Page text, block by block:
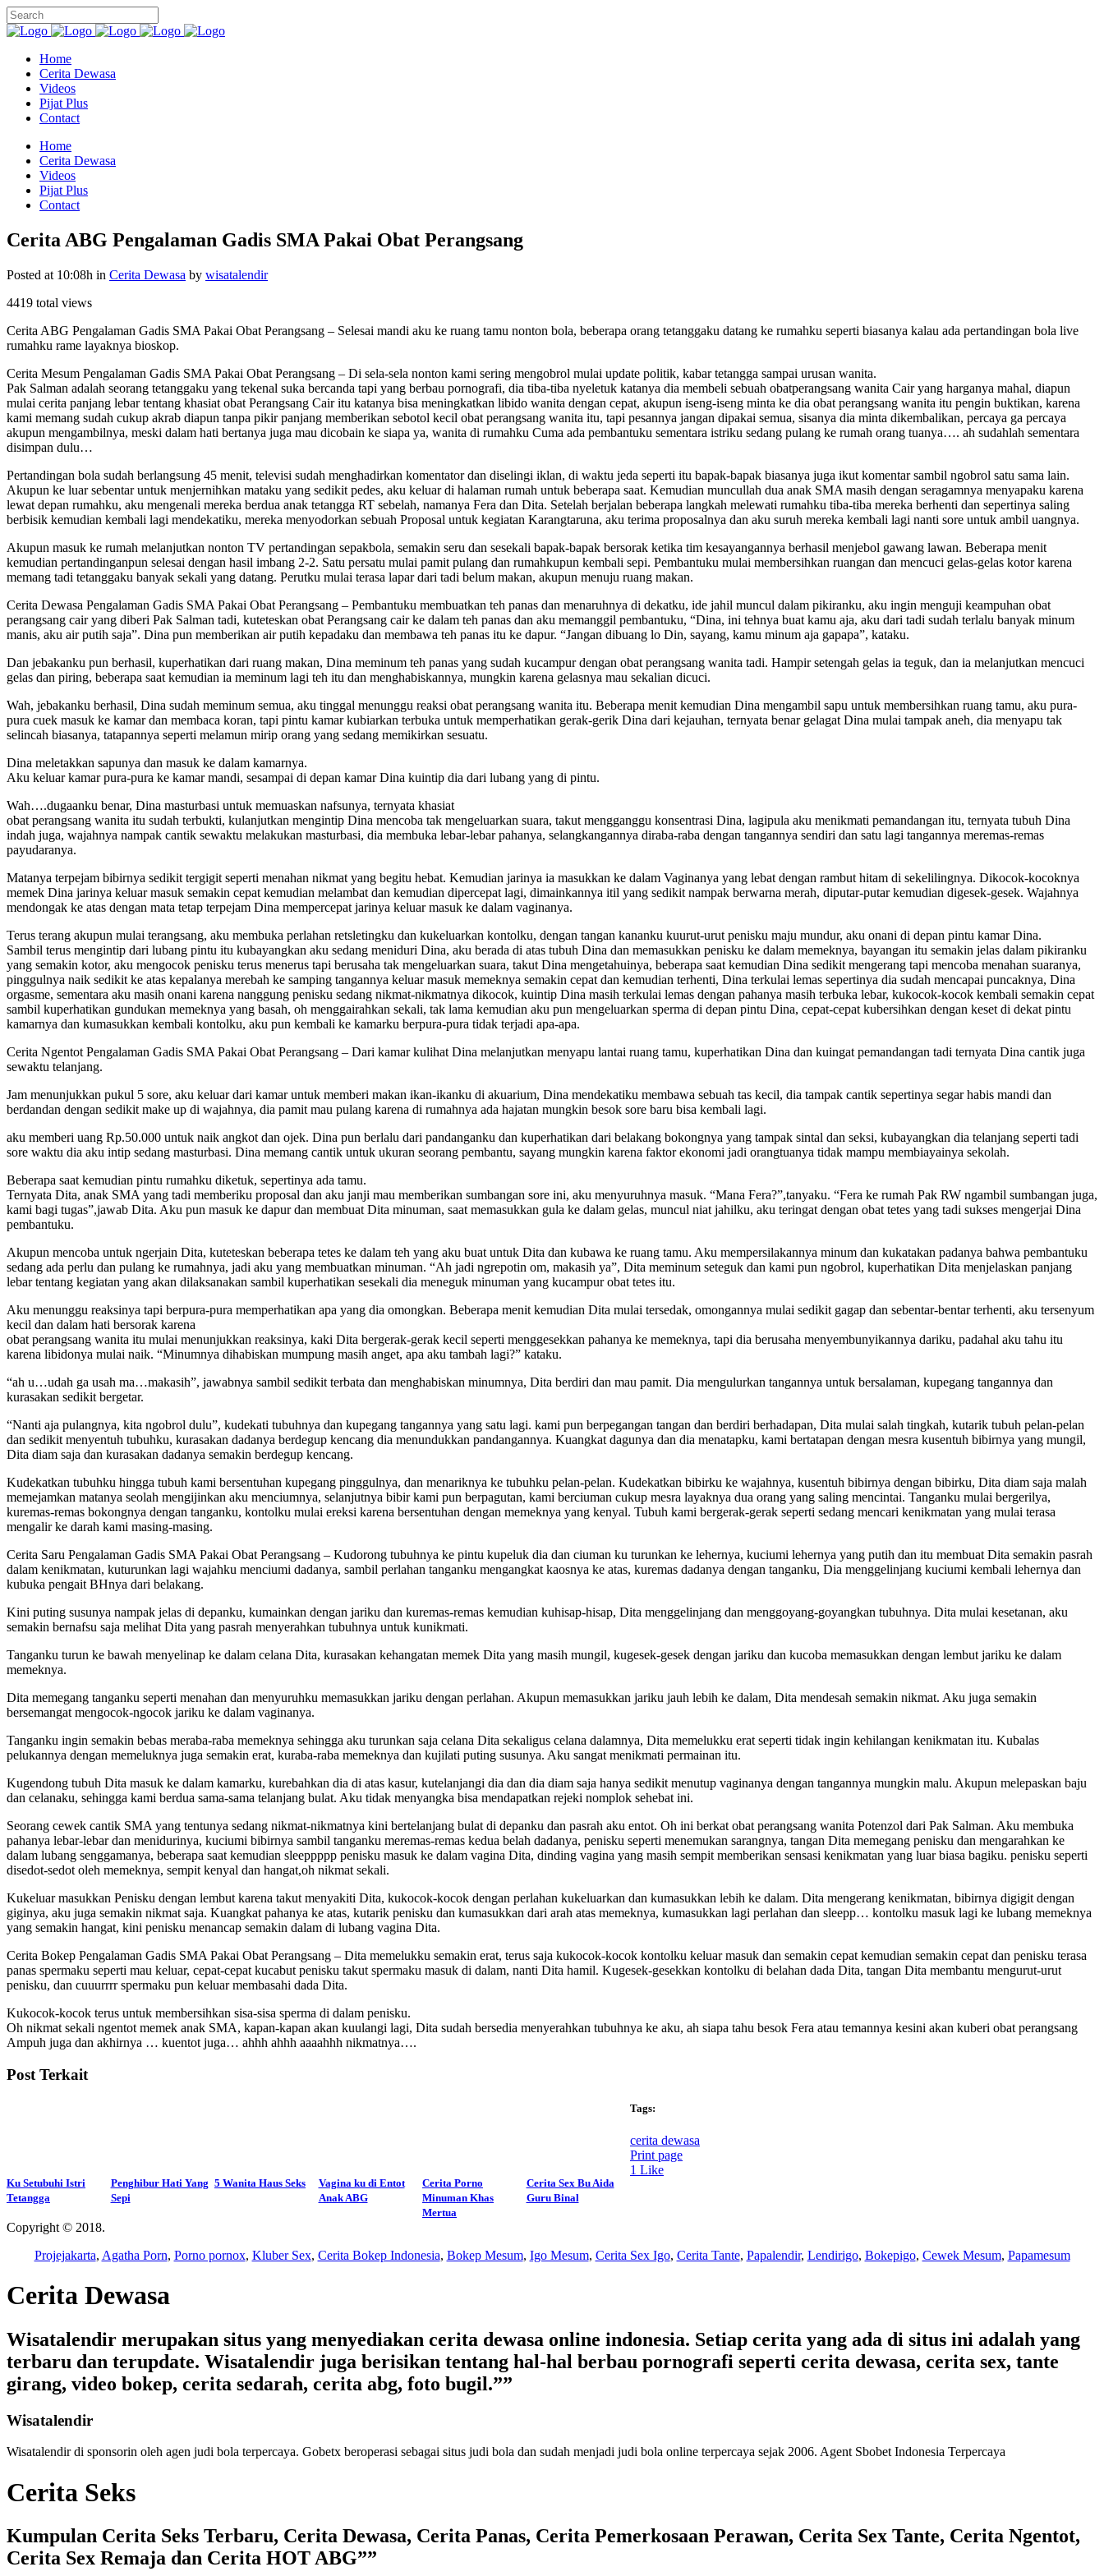
Home
Cerita Dewasa
Videos
Pijat Plus
Contact
Home
Cerita Dewasa
Videos
Pijat Plus
Contact
Cerita ABG Pengalaman Gadis SMA Pakai Obat Perangsang
Posted at 10:08h in Cerita Dewasa by wisatalendir
4419 total views
Cerita ABG Pengalaman Gadis SMA Pakai Obat Perangsang – Selesai mandi aku ke ruang tamu nonton bola, beberapa orang tetanggaku datang ke rumahku seperti biasanya kalau ada pertandingan bola live
rumahku rame layaknya bioskop.
Cerita Mesum Pengalaman Gadis SMA Pakai Obat Perangsang – Di sela-sela nonton kami sering mengobrol mulai update politik, kabar tetangga sampai urusan wanita.
Pak Salman adalah seorang tetanggaku yang tekenal suka bercanda tapi yang berbau pornografi, dia tiba-tiba nyeletuk katanya dia membeli sebuah obatperangsang wanita Cair yang harganya mahal, diapun
mulai cerita panjang lebar tentang khasiat obat Perangsang Cair itu katanya bisa meningkatkan libido wanita dengan cepat, akupun iseng-iseng minta ke dia obat perangsang wanita itu pengin buktikan, karena
kami memang sudah cukup akrab diapun tanpa pikir panjang memberikan sebotol kecil obat perangsang wanita itu, tapi pesannya jangan dipakai semua, sisanya dia minta dikembalikan, percaya ga percaya
akupun mengambilnya, meski dalam hati bertanya juga mau dicobain ke siapa ya, wanita di rumahku Cuma ada pembantuku sementara istriku sedang pulang ke rumah orang tuanya…. ah sudahlah sementara
disimpan dulu…
Pertandingan bola sudah berlangsung 45 menit, televisi sudah menghadirkan komentator dan diselingi iklan, di waktu jeda seperti itu bapak-bapak biasanya juga ikut komentar sambil ngobrol satu sama lain.
Akupun ke luar sebentar untuk menjernihkan mataku yang sedikit pedes, aku keluar di halaman rumah untuk beberapa saat. Kemudian muncullah dua anak SMA masih dengan seragamnya menyapaku karena
lewat depan rumahku, aku mengenali mereka berdua anak tetangga RT sebelah, namanya Fera dan Dita. Setelah berjalan beberapa langkah melewati rumahku tiba-tiba mereka berhenti dan sepertinya saling
berbisik kemudian kembali lagi mendekatiku, mereka menyodorkan sebuah Proposal untuk kegiatan Karangtaruna, aku terima proposalnya dan aku suruh mereka kembali lagi nanti sore untuk ambil uangnya.
Akupun masuk ke rumah melanjutkan nonton TV pertandingan sepakbola, semakin seru dan sesekali bapak-bapak bersorak ketika tim kesayangannya berhasil menjebol gawang lawan. Beberapa menit
kemudian pertandinganpun selesai dengan hasil imbang 2-2. Satu persatu mulai pamit pulang dan rumahkupun kembali sepi. Pembantuku mulai membersihkan ruangan dan mencuci gelas-gelas kotor karena
memang tadi tetanggaku banyak sekali yang datang. Perutku mulai terasa lapar dari tadi belum makan, akupun menuju ruang makan.
Cerita Dewasa Pengalaman Gadis SMA Pakai Obat Perangsang – Pembantuku membuatkan teh panas dan menaruhnya di dekatku, ide jahil muncul dalam pikiranku, aku ingin menguji keampuhan obat
perangsang cair yang diberi Pak Salman tadi, kuteteskan obat Perangsang cair ke dalam teh panas dan aku memanggil pembantuku, “Dina, ini tehnya buat kamu aja, aku dari tadi sudah terlalu banyak minum
manis, aku air putih saja”. Dina pun memberikan air putih kepadaku dan membawa teh panas itu ke dapur. “Jangan dibuang lo Din, sayang, kamu minum aja gapapa”, kataku.
Dan jebakanku pun berhasil, kuperhatikan dari ruang makan, Dina meminum teh panas yang sudah kucampur dengan obat perangsang wanita tadi. Hampir setengah gelas ia teguk, dan ia melanjutkan mencuci
gelas dan piring, beberapa saat kemudian ia meminum lagi teh itu dan menghabiskannya, mungkin karena gelasnya mau sekalian dicuci.
Wah, jebakanku berhasil, Dina sudah meminum semua, aku tinggal menunggu reaksi obat perangsang wanita itu. Beberapa menit kemudian Dina mengambil sapu untuk membersihkan ruang tamu, aku pura-
pura cuek masuk ke kamar dan membaca koran, tapi pintu kamar kubiarkan terbuka untuk memperhatikan gerak-gerik Dina dari kejauhan, ternyata benar gelagat Dina mulai tampak aneh, dia menyapu tak
selincah biasanya, tatapannya seperti melamun mirip orang yang sedang memikirkan sesuatu.
Dina meletakkan sapunya dan masuk ke dalam kamarnya.
Aku keluar kamar pura-pura ke kamar mandi, sesampai di depan kamar Dina kuintip dia dari lubang yang di pintu.
Wah….dugaanku benar, Dina masturbasi untuk memuaskan nafsunya, ternyata khasiat
obat perangsang wanita itu sudah terbukti, kulanjutkan mengintip Dina mencoba tak mengeluarkan suara, takut mengganggu konsentrasi Dina, lagipula aku menikmati pemandangan itu, ternyata tubuh Dina
indah juga, wajahnya nampak cantik sewaktu melakukan masturbasi, dia membuka lebar-lebar pahanya, selangkangannya diraba-raba dengan tangannya sendiri dan satu lagi tangannya meremas-remas
payudaranya.
Matanya terpejam bibirnya sedikit tergigit seperti menahan nikmat yang begitu hebat. Kemudian jarinya ia masukkan ke dalam Vaginanya yang lebat dengan rambut hitam di sekelilingnya. Dikocok-kocoknya
memek Dina jarinya keluar masuk semakin cepat kemudian melambat dan kemudian dipercepat lagi, dimainkannya itil yang sedikit nampak berwarna merah, diputar-putar kemudian digesek-gesek. Wajahnya
mendongak ke atas dengan mata tetap terpejam Dina mempercepat jarinya keluar masuk ke dalam vaginanya.
Terus terang akupun mulai terangsang, aku membuka perlahan retsletingku dan kukeluarkan kontolku, dengan tangan kananku kuurut-urut penisku maju mundur, aku onani di depan pintu kamar Dina.
Sambil terus mengintip dari lubang pintu itu kubayangkan aku sedang meniduri Dina, aku berada di atas tubuh Dina dan memasukkan penisku ke dalam memeknya, bayangan itu semakin jelas dalam pikiranku
yang semakin kotor, aku mengocok penisku terus menerus tapi berusaha tak mengeluarkan suara, takut Dina mengetahuinya, beberapa saat kemudian Dina sedikit mengerang tapi mencoba menahan suaranya,
pinggulnya naik sedikit ke atas kepalanya merebah ke samping tangannya keluar masuk memeknya semakin cepat dan kemudian terhenti, Dina terkulai lemas sepertinya dia sudah mencapai puncaknya, Dina
orgasme, sementara aku masih onani karena nanggung penisku sedang nikmat-nikmatnya dikocok, kuintip Dina masih terkulai lemas dengan pahanya masih terbuka lebar, kukocok-kocok kembali semakin cepat
sambil kuperhatikan gundukan memeknya yang basah, oh menggairahkan sekali, tak lama kemudian aku pun mengeluarkan sperma di depan pintu Dina, cepat-cepat kubersihkan dengan keset di dekat pintu
kamarnya dan kumasukkan kembali kontolku, aku pun kembali ke kamarku berpura-pura tidak terjadi apa-apa.
Cerita Ngentot Pengalaman Gadis SMA Pakai Obat Perangsang – Dari kamar kulihat Dina melanjutkan menyapu lantai ruang tamu, kuperhatikan Dina dan kuingat pemandangan tadi ternyata Dina cantik juga
sewaktu telanjang.
Jam menunjukkan pukul 5 sore, aku keluar dari kamar untuk memberi makan ikan-ikanku di akuarium, Dina mendekatiku membawa sebuah tas kecil, dia tampak cantik sepertinya segar habis mandi dan
berdandan dengan sedikit make up di wajahnya, dia pamit mau pulang karena di rumahnya ada hajatan mungkin besok sore baru bisa kembali lagi.
aku memberi uang Rp.50.000 untuk naik angkot dan ojek. Dina pun berlalu dari pandanganku dan kuperhatikan dari belakang bokongnya yang tampak sintal dan seksi, kubayangkan dia telanjang seperti tadi
sore waktu dia aku intip sedang masturbasi. Dina memang cantik untuk ukuran seorang pembantu, sayang mungkin karena faktor ekonomi jadi orangtuanya tidak mampu membiayainya sekolah.
Beberapa saat kemudian pintu rumahku diketuk, sepertinya ada tamu.
Ternyata Dita, anak SMA yang tadi memberiku proposal dan aku janji mau memberikan sumbangan sore ini, aku menyuruhnya masuk. “Mana Fera?”,tanyaku. “Fera ke rumah Pak RW ngambil sumbangan juga,
kami bagi tugas”,jawab Dita. Aku pun masuk ke dapur dan membuat Dita minuman, saat memasukkan gula ke dalam gelas, muncul niat jahilku, aku teringat dengan obat tetes yang tadi sukses mengerjai Dina
pembantuku.
Akupun mencoba untuk ngerjain Dita, kuteteskan beberapa tetes ke dalam teh yang aku buat untuk Dita dan kubawa ke ruang tamu. Aku mempersilakannya minum dan kukatakan padanya bahwa pembantuku
sedang ada perlu dan pulang ke rumahnya, jadi aku yang membuatkan minuman. “Ah jadi ngrepotin om, makasih ya”, Dita meminum seteguk dan kami pun ngobrol, kuperhatikan Dita menjelaskan panjang
lebar tentang kegiatan yang akan dilaksanakan sambil kuperhatikan sesekali dia meneguk minuman yang kucampur obat tetes itu.
Aku menunggu reaksinya tapi berpura-pura memperhatikan apa yang dia omongkan. Beberapa menit kemudian Dita mulai tersedak, omongannya mulai sedikit gagap dan sebentar-bentar terhenti, aku tersenyum
kecil dan dalam hati bersorak karena
obat perangsang wanita itu mulai menunjukkan reaksinya, kaki Dita bergerak-gerak kecil seperti menggesekkan pahanya ke memeknya, tapi dia berusaha menyembunyikannya dariku, padahal aku tahu itu
karena libidonya mulai naik. “Minumnya dihabiskan mumpung masih anget, apa aku tambah lagi?” kataku.
“ah u…udah ga usah ma…makasih”, jawabnya sambil sedikit terbata dan menghabiskan minumnya, Dita berdiri dan mau pamit. Dia mengulurkan tangannya untuk bersalaman, kupegang tangannya dan
kurasakan sedikit bergetar.
“Nanti aja pulangnya, kita ngobrol dulu”, kudekati tubuhnya dan kupegang tangannya yang satu lagi. kami pun berpegangan tangan dan berdiri berhadapan, Dita mulai salah tingkah, kutarik tubuh pelan-pelan
dan sedikit menyentuh tubuhku, kurasakan dadanya berdegup kencang dia menundukkan pandangannya. Kuangkat dagunya dan dia menatapku, kami bertatapan dengan mesra kusentuh bibirnya yang mungil,
Dita diam saja dan kurasakan dadanya semakin berdegup kencang.
Kudekatkan tubuhku hingga tubuh kami bersentuhan kupegang pinggulnya, dan menariknya ke tubuhku pelan-pelan. Kudekatkan bibirku ke wajahnya, kusentuh bibirnya dengan bibirku, Dita diam saja malah
memejamkan matanya seolah mengijinkan aku menciumnya, selanjutnya bibir kami pun berpagutan, kami berciuman cukup mesra layaknya dua orang yang saling mencintai. Tanganku mulai bergerilya,
kuremas-remas bokongnya dengan tanganku, kontolku mulai ereksi karena bersentuhan dengan memeknya yang kenyal. Tubuh kami bergerak-gerak seperti sedang mencari kenikmatan yang mulai terasa
mengalir ke darah kami masing-masing.
Cerita Saru Pengalaman Gadis SMA Pakai Obat Perangsang – Kudorong tubuhnya ke pintu kupeluk dia dan ciuman ku turunkan ke lehernya, kuciumi lehernya yang putih dan itu membuat Dita semakin pasrah
dalam kenikmatan, kuturunkan lagi wajahku menciumi dadanya, sambil perlahan tanganku mengangkat kaosnya ke atas, kuremas dadanya dengan tanganku, Dia menggelinjang kuciumi kembali lehernya dan
kubuka pengait BHnya dari belakang.
Kini puting susunya nampak jelas di depanku, kumainkan dengan jariku dan kuremas-remas kemudian kuhisap-hisap, Dita menggelinjang dan menggoyang-goyangkan tubuhnya. Dita mulai kesetanan, aku
semakin bernafsu saja melihat Dita yang pasrah menyerahkan tubuhnya untuk kunikmati.
Tanganku turun ke bawah menyelinap ke dalam celana Dita, kurasakan kehangatan memek Dita yang masih mungil, kugesek-gesek dengan jariku dan kucoba memasukkan dengan lembut jariku ke dalam
memeknya.
Dita memegang tanganku seperti menahan dan menyuruhku memasukkan jariku dengan perlahan. Akupun memasukkan jariku jauh lebih ke dalam, Dita mendesah semakin nikmat. Aku juga semakin
bersemangat mengocok-ngocok jariku ke dalam vaginanya.
Tanganku ingin semakin bebas meraba-raba memeknya sehingga aku turunkan saja celana Dita sekaligus celana dalamnya, Dita memelukku erat seperti tidak ingin kehilangan kenikmatan itu. Kubalas
pelukannya dengan memeluknya juga semakin erat, kuraba-raba memeknya dan kujilati puting susunya. Aku sangat menikmati permainan itu.
Kugendong tubuh Dita masuk ke dalam kamarku, kurebahkan dia di atas kasur, kutelanjangi dia dan dia diam saja hanya sedikit menutup vaginanya dengan tangannya mungkin malu. Akupun melepaskan baju
dan celanaku, sehingga kami berdua sama-sama telanjang bulat. Aku tidak menyangka bisa mendapatkan rejeki nomplok sehebat ini.
Seorang cewek cantik SMA yang tentunya sedang nikmat-nikmatnya kini bertelanjang bulat di depanku dan pasrah aku entot. Oh ini berkat obat perangsang wanita Potenzol dari Pak Salman. Aku membuka
pahanya lebar-lebar dan menidurinya, kuciumi bibirnya sambil tanganku meremas-remas kedua belah dadanya, penisku seperti menemukan sarangnya, tangan Dita memegang penisku dan mengarahkan ke
dalam lubang senggamanya, beberapa saat kemudian sleeppppp penisku masuk ke dalam vagina Dita, dinding vagina yang masih sempit memberikan sensasi kenikmatan yang luar biasa bagiku. penisku seperti
disedot-sedot oleh memeknya, sempit kenyal dan hangat,oh nikmat sekali.
Kukeluar masukkan Penisku dengan lembut karena takut menyakiti Dita, kukocok-kocok dengan perlahan kukeluarkan dan kumasukkan lebih ke dalam. Dita mengerang kenikmatan, bibirnya digigit dengan
giginya, aku juga semakin nikmat saja. Kuangkat pahanya ke atas, kutarik penisku dan kumasukkan dari arah atas memeknya, kumasukkan lagi perlahan dan sleepp… kontolku masuk lagi ke lubang memeknya
yang semakin hangat, kini penisku menancap semakin dalam di lubang vagina Dita.
Cerita Bokep Pengalaman Gadis SMA Pakai Obat Perangsang – Dita memelukku semakin erat, terus saja kukocok-kocok kontolku keluar masuk dan semakin cepat kemudian semakin cepat dan penisku terasa
panas spermaku seperti mau keluar, cepat-cepat kucabut penisku takut spermaku masuk di dalam, nanti Dita hamil. Kugesek-gesekkan kontolku di belahan dada Dita, tangan Dita membantu mengurut-urut
penisku, dan cuuurrrr spermaku pun keluar membasahi dada Dita.
Kukocok-kocok terus untuk membersihkan sisa-sisa sperma di dalam penisku.
Oh nikmat sekali ngentot memek anak SMA, kapan-kapan akan kuulangi lagi, Dita sudah bersedia menyerahkan tubuhnya ke aku, ah siapa tahu besok Fera atau temannya kesini akan kuberi obat perangsang
Ampuh juga dan akhirnya … kuentot juga… ahhh ahhh aaaahhh nikmatnya….
Post Terkait
Ku Setubuhi Istri
Tetangga
Penghibur Hati Yang
Sepi
5 Wanita Haus Seks
Vagina ku di Entot
Anak ABG
Cerita Porno
Minuman Khas
Mertua
Cerita Sex Bu Aida
Guru Binal
Tags:
cerita dewasa
Print page
1 Like
Copyright © 2018.
Projejakarta, Agatha Porn, Porno pornox, Kluber Sex, Cerita Bokep Indonesia, Bokep Mesum, Igo Mesum, Cerita Sex Igo, Cerita Tante, Papalendir, Lendirigo, Bokepigo, Cewek Mesum, Papamesum
Cerita Dewasa
Wisatalendir merupakan situs yang menyediakan cerita dewasa online indonesia. Setiap cerita yang ada di situs ini adalah yang
terbaru dan terupdate. Wisatalendir juga berisikan tentang hal-hal berbau pornografi seperti cerita dewasa, cerita sex, tante
girang, video bokep, cerita sedarah, cerita abg, foto bugil.””
Wisatalendir
Wisatalendir di sponsorin oleh agen judi bola terpercaya. Gobetx beroperasi sebagai situs judi bola dan sudah menjadi judi bola online terpercaya sejak 2006. Agent Sbobet Indonesia Terpercaya
Cerita Seks
Kumpulan Cerita Seks Terbaru, Cerita Dewasa, Cerita Panas, Cerita Pemerkosaan Perawan, Cerita Sex Tante, Cerita Ngentot,
Cerita Sex Remaja dan Cerita HOT ABG””